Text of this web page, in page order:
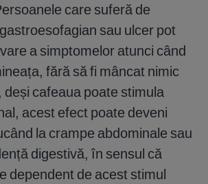
care suferă de
sau ulcer pot
a simptomelor atunci când
fără să fi mâncat nimic
cafeaua poate stimula
acest efect poate deveni
la crampe abdominale sau
digestivă, în sensul că
dependent de acest stimul